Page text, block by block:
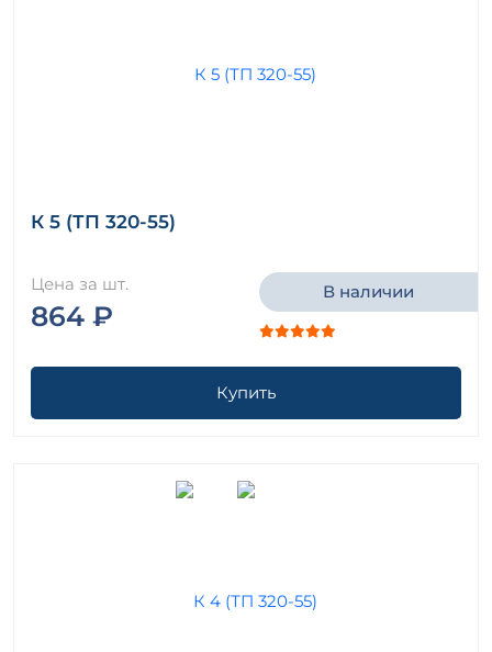
К 5 (ТП 320-55)
Цена за шт.
864 ₽
В наличии
Купить